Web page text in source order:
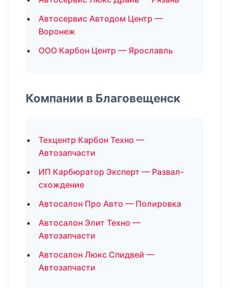
Автосервис Автодом Центр —
Воронеж
ООО Карбон Центр — Ярославль
Компании в Благовещенск
Техцентр Карбон Техно —
Автозапчасти
ИП Карбюратор Эксперт — Развал-
схождение
Автосалон Про Авто — Полировка
Автосалон Элит Техно —
Автозапчасти
Автосалон Люкс Спидвей —
Автозапчасти